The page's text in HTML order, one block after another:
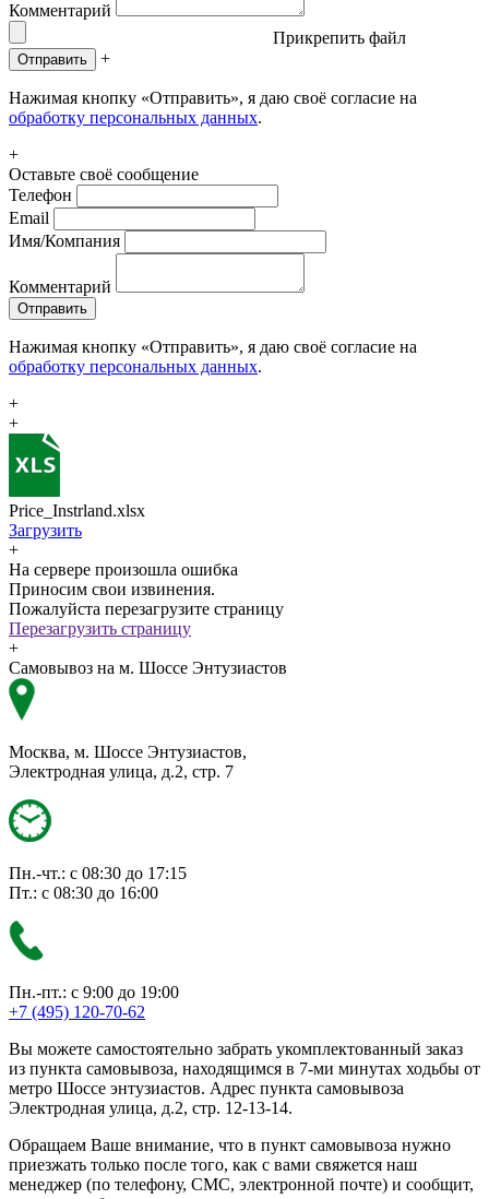
Комментарий
Прикрепить файл
Отправить +
Нажимая кнопку «Отправить», я даю своё согласие на
обработку персональных данных.
+
Оставьте своё сообщение
Телефон
Email
Имя/Компания
Комментарий
Отправить
Нажимая кнопку «Отправить», я даю своё согласие на
обработку персональных данных.
+
+
Price_Instrland.xlsx
Загрузить
+
На сервере произошла ошибка
Приносим свои извинения.
Пожалуйста перезагрузите страницу
Перезагрузить страницу
+
Самовывоз на м. Шоссе Энтузиастов
Москва, м. Шоссе Энтузиастов,
Электродная улица, д.2, стр. 7
Пн.-чт.: с 08:30 до 17:15
Пт.: с 08:30 до 16:00
Пн.-пт.: с 9:00 до 19:00
+7 (495) 120-70-62
Вы можете самостоятельно забрать укомплектованный заказ
из пункта самовывоза, находящимся в 7-ми минутах ходьбы от
метро Шоссе энтузиастов. Адрес пункта самовывоза
Электродная улица, д.2, стр. 12-13-14.
Обращаем Ваше внимание, что в пункт самовывоза нужно
приезжать только после того, как с вами свяжется наш
менеджер (по телефону, СМС, электронной почте) и сообщит,